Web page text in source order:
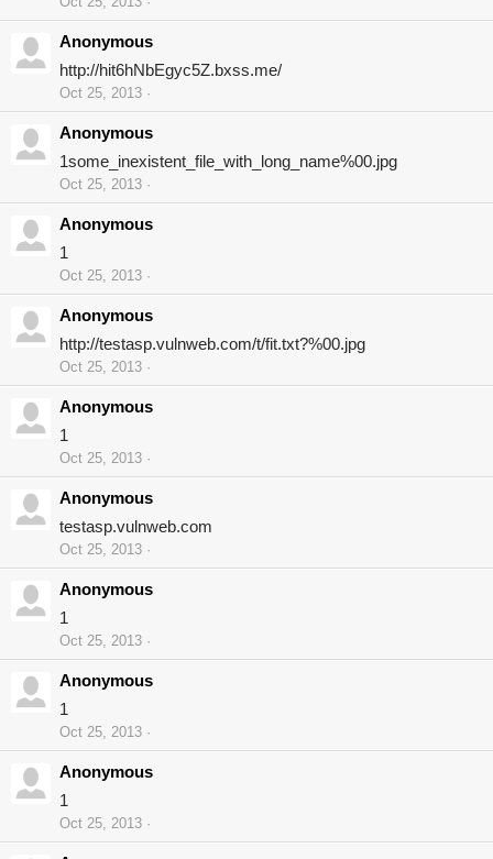
Anonymous
http://hit6hNbEgyc5Z.bxss.me/
Oct 25, 2013
Anonymous
1some_inexistent_file_with_long_name%00.jpg
Oct 25, 2013
Anonymous
1
Oct 25, 2013
Anonymous
http://testasp.vulnweb.com/t/fit.txt?%00.jpg
Oct 25, 2013
Anonymous
1
Oct 25, 2013
Anonymous
testasp.vulnweb.com
Oct 25, 2013
Anonymous
1
Oct 25, 2013
Anonymous
1
Oct 25, 2013
Anonymous
1
Oct 25, 2013